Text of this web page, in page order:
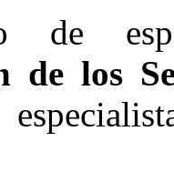
de
de los